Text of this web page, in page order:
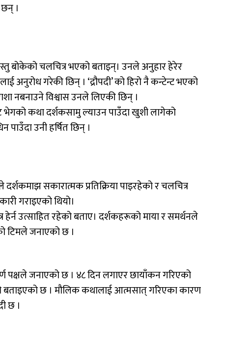
।
बोकेको चलचित्र भएको बताइन्। उनले अनुहार हेरेर
अनुरोध गरेकी छिन् । ‘द्रौपदी’ को हिरो नै कन्टेन्ट भएको
नबनाउने विश्वास उनले लिएकी छिन् ।
भेगको कथा दर्शकसामु ल्याउन पाउँदा खुशी लागेको
उनी हर्षित छिन् ।
सकारात्मक प्रतिक्रिया पाइरहेको र चलचित्र
गराइएको थियो।
उत्साहित रहेको बताए। दर्शकहरूको माया र समर्थनले
टिमले जनाएको छ ।
पक्षले जनाएको छ । ४८ दिन लगाएर छायाँकन गरिएको
बताइएको छ । मौलिक कथालाई आत्मसात् गरिएका कारण
छ ।